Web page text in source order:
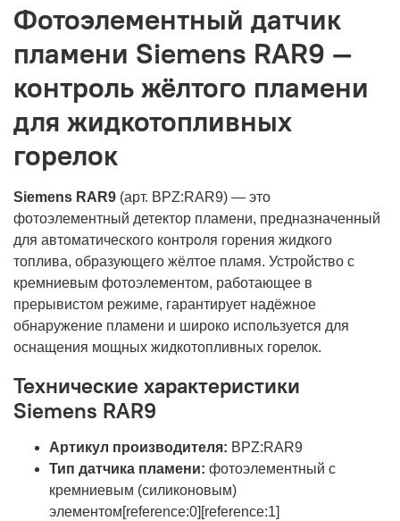
Фотоэлементный датчик
пламени Siemens RAR9 —
контроль жёлтого пламени
для жидкотопливных
горелок
Siemens RAR9 (арт. BPZ:RAR9) — это
фотоэлементный детектор пламени, предназначенный
для автоматического контроля горения жидкого
топлива, образующего жёлтое пламя. Устройство с
кремниевым фотоэлементом, работающее в
прерывистом режиме, гарантирует надёжное
обнаружение пламени и широко используется для
оснащения мощных жидкотопливных горелок.
Технические характеристики
Siemens RAR9
Артикул производителя: BPZ:RAR9
Тип датчика пламени: фотоэлементный с
кремниевым (силиконовым)
элементом[reference:0][reference:1]